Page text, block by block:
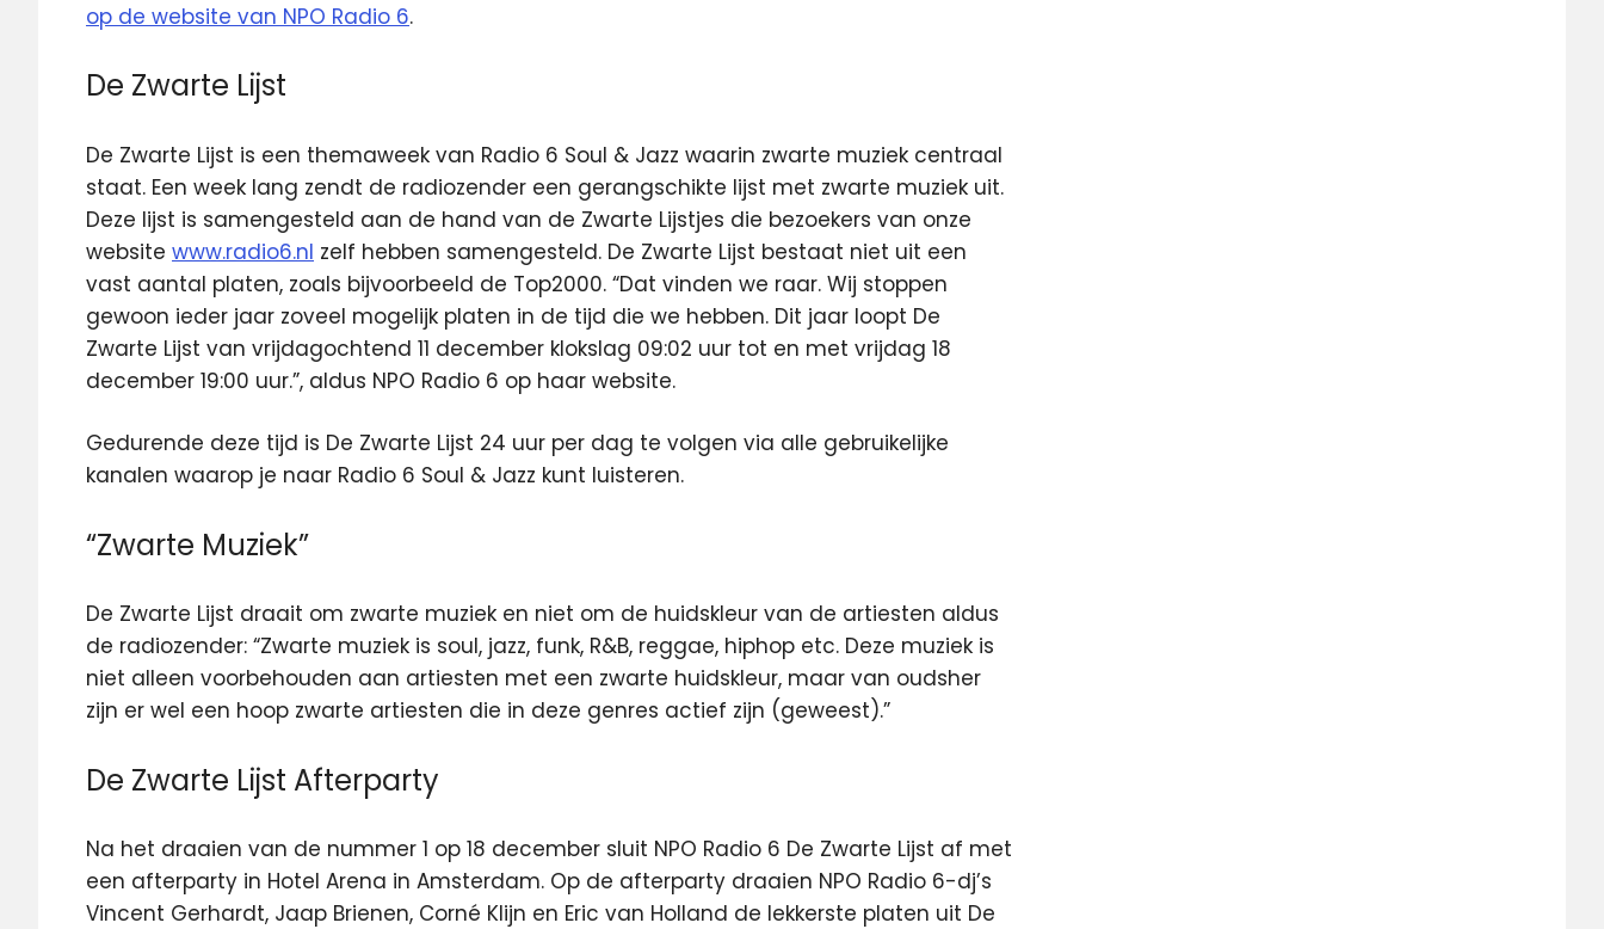
op de website van NPO Radio 6.
De Zwarte Lijst
De Zwarte Lijst is een themaweek van Radio 6 Soul & Jazz waarin zwarte muziek centraal
staat. Een week lang zendt de radiozender een gerangschikte lijst met zwarte muziek uit.
Deze lijst is samengesteld aan de hand van de Zwarte Lijstjes die bezoekers van onze
website www.radio6.nl zelf hebben samengesteld. De Zwarte Lijst bestaat niet uit een
vast aantal platen, zoals bijvoorbeeld de Top2000. “Dat vinden we raar. Wij stoppen
gewoon ieder jaar zoveel mogelijk platen in de tijd die we hebben. Dit jaar loopt De
Zwarte Lijst van vrijdagochtend 11 december klokslag 09:02 uur tot en met vrijdag 18
december 19:00 uur.”, aldus NPO Radio 6 op haar website.
Gedurende deze tijd is De Zwarte Lijst 24 uur per dag te volgen via alle gebruikelijke
kanalen waarop je naar Radio 6 Soul & Jazz kunt luisteren.
“Zwarte Muziek”
De Zwarte Lijst draait om zwarte muziek en niet om de huidskleur van de artiesten aldus
de radiozender: “Zwarte muziek is soul, jazz, funk, R&B, reggae, hiphop etc. Deze muziek is
niet alleen voorbehouden aan artiesten met een zwarte huidskleur, maar van oudsher
zijn er wel een hoop zwarte artiesten die in deze genres actief zijn (geweest).”
De Zwarte Lijst Afterparty
Na het draaien van de nummer 1 op 18 december sluit NPO Radio 6 De Zwarte Lijst af met
een afterparty in Hotel Arena in Amsterdam. Op de afterparty draaien NPO Radio 6-dj’s
Vincent Gerhardt, Jaap Brienen, Corné Klijn en Eric van Holland de lekkerste platen uit De